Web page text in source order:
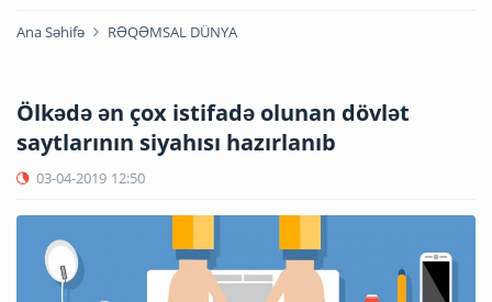
Ana Səhifə RƏQƏMSAL DÜNYA
Ölkədə ən çox istifadə olunan dövlət
saytlarının siyahısı hazırlanıb
03-04-2019 12:50